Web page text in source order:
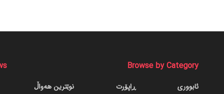
Browse by Category
ئابووری ڕاپۆرت نوێترین هەواڵ